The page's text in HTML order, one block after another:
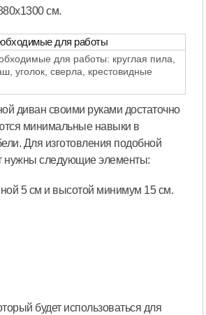
см.
для работы: круглая пила,
уголок, сверла, крестовидные
диван своими руками достаточно
минимальные навыки в
Для изготовления подобной
нужны следующие элементы:
5 см и высотой минимум 15 см.
будет использоваться для